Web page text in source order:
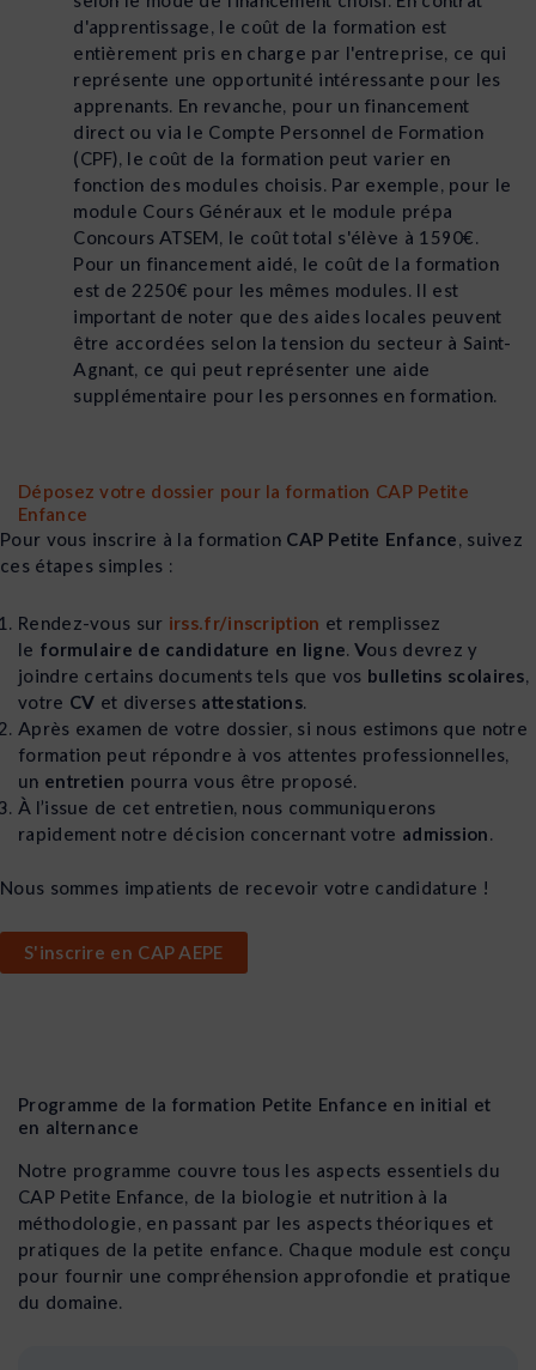
d'apprentissage, le coût de la formation est
entièrement pris en charge par l'entreprise, ce qui
représente une opportunité intéressante pour les
apprenants. En revanche, pour un financement
direct ou via le Compte Personnel de Formation
(CPF), le coût de la formation peut varier en
fonction des modules choisis. Par exemple, pour le
module Cours Généraux et le module prépa
Concours ATSEM, le coût total s'élève à 1590€.
Pour un financement aidé, le coût de la formation
est de 2250€ pour les mêmes modules. Il est
important de noter que des aides locales peuvent
être accordées selon la tension du secteur à Saint-
Agnant, ce qui peut représenter une aide
supplémentaire pour les personnes en formation.
Déposez votre dossier pour la formation CAP Petite
Enfance
Pour vous inscrire à la formation CAP Petite Enfance, suivez
ces étapes simples :
Rendez-vous sur irss.fr/inscription et remplissez
le formulaire de candidature en ligne. Vous devrez y
joindre certains documents tels que vos bulletins scolaires,
votre CV et diverses attestations.
Après examen de votre dossier, si nous estimons que notre
formation peut répondre à vos attentes professionnelles,
un entretien pourra vous être proposé.
À l’issue de cet entretien, nous communiquerons
rapidement notre décision concernant votre admission.
Nous sommes impatients de recevoir votre candidature !
S'inscrire en CAP AEPE
Programme de la formation Petite Enfance en initial et
en alternance
Notre programme couvre tous les aspects essentiels du
CAP Petite Enfance, de la biologie et nutrition à la
méthodologie, en passant par les aspects théoriques et
pratiques de la petite enfance. Chaque module est conçu
pour fournir une compréhension approfondie et pratique
du domaine.